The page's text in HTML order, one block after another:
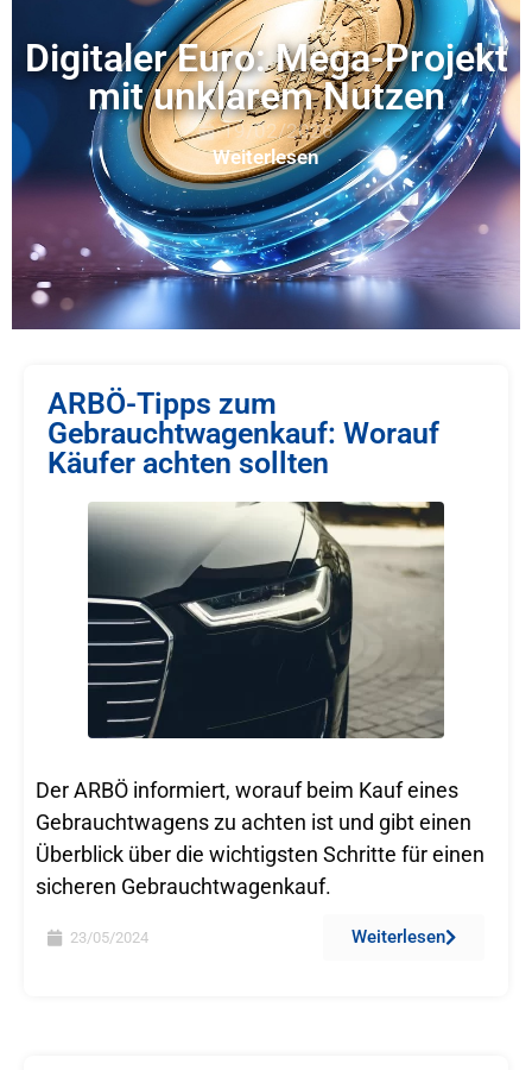
Digitaler Euro: Mega-Projekt
mit unklarem Nutzen
19/02/2026
Weiterlesen
ARBÖ-Tipps zum
Gebrauchtwagenkauf: Worauf
Käufer achten sollten
Der ARBÖ informiert, worauf beim Kauf eines
Gebrauchtwagens zu achten ist und gibt einen
Überblick über die wichtigsten Schritte für einen
sicheren Gebrauchtwagenkauf.
23/05/2024 Weiterlesen